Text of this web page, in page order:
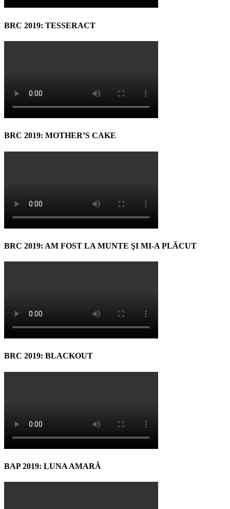
BRC 2019: TESSERACT
BRC 2019: MOTHER’S CAKE
BRC 2019: AM FOST LA MUNTE ŞI MI-A PLĂCUT
BRC 2019: BLACKOUT
BAP 2019: LUNA AMARĂ